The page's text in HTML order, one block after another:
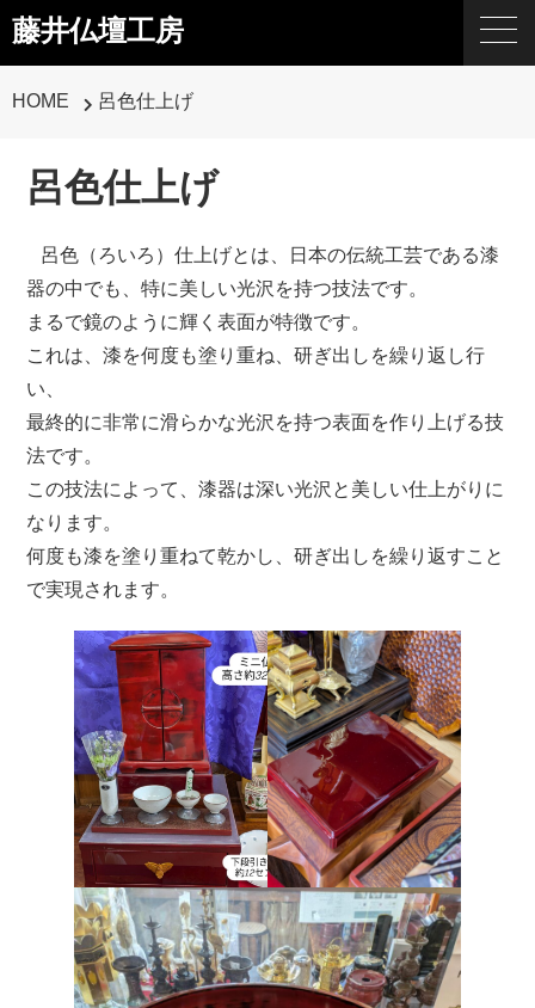
藤井仏壇工房
HOME 呂色仕上げ
呂色仕上げ
呂色（ろいろ）仕上げとは、日本の伝統工芸である漆
器の中でも、特に美しい光沢を持つ技法です。
まるで鏡のように輝く表面が特徴です。
これは、漆を何度も塗り重ね、研ぎ出しを繰り返し行
い、
最終的に非常に滑らかな光沢を持つ表面を作り上げる技
法です。
この技法によって、漆器は深い光沢と美しい仕上がりに
なります。
何度も漆を塗り重ねて乾かし、研ぎ出しを繰り返すこと
で実現されます。